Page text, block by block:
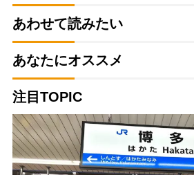
あわせて読みたい
あなたにオススメ
注目TOPIC